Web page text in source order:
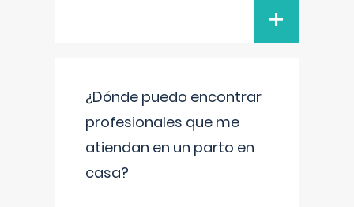
+
¿Dónde puedo encontrar
profesionales que me
atiendan en un parto en
casa?